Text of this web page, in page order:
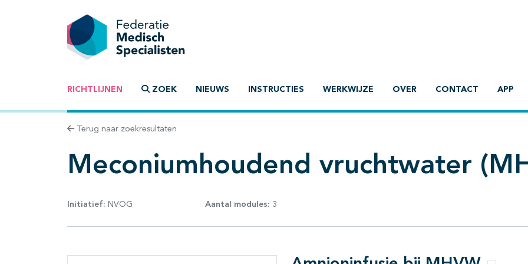
RICHTLIJNEN ZOEK NIEUWS INSTRUCTIES WERKWIJZE OVER CONTACT APP
Terug naar zoekresultaten
Meconiumhoudend vruchtwater
Initiatief: NVOG Aantal modules: 3